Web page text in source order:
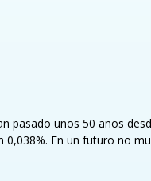
pasado unos 50 años
En un futuro no